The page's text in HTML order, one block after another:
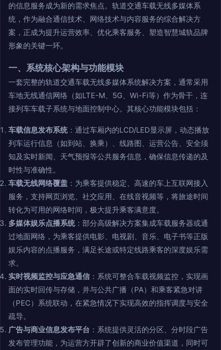
的信息服务成为新的需求焦点。轨道交通车载无线多媒体系
统，作为融合通信技术、网络技术与内容服务的综合解决方
案，正成为提升运营效率、优化乘客服务、塑造智慧城轨品牌
形象的关键一环。
一、系统核心架构与功能模块
一套完整的轨道交通车载无线多媒体系统解决方案，通常采用
车地无线通信网络（如LTE-M、5G、Wi-Fi等）作为骨干，连
接列车车载子系统与地面控制中心。其核心功能模块包括：
车载信息发布系统：通过车厢内的LCD/LED显示屏，动态播放
列车运行信息（如到站、换乘）、线路图、运营公告、安全须
知及实时新闻、天气预报等公共服务信息，确保信息传递的及
时性与准确性。
车载无线网络覆盖 ：为乘客提供稳定、高速的车上互联网接入
服务，支持网页浏览、社交应用、在线音视频等，将旅途时间
转化为可用的网络时间，极大提升乘客满意度。
多媒体娱乐点播系统：部分高级解决方案集成车载服务器或通
过地面网络，为乘客提供电影、电视剧、音乐、电子书等正版
娱乐内容的点播服务，满足长途或特定线路乘客的深度娱乐需
求。
实时视频监控与应急通信 ：系统可整合车载视频监控，实现画
面的实时回传与存储，并与公共广播（PA）和乘客紧急对讲
（PEC）系统联动，在紧急情况下实现高效的指挥调度与安全
疏导。
广告与商业信息发布平台 ：系统提供灵活的分区、分时段广告
发布管理功能，为运营方开辟了创新的商业价值渠道，同时可